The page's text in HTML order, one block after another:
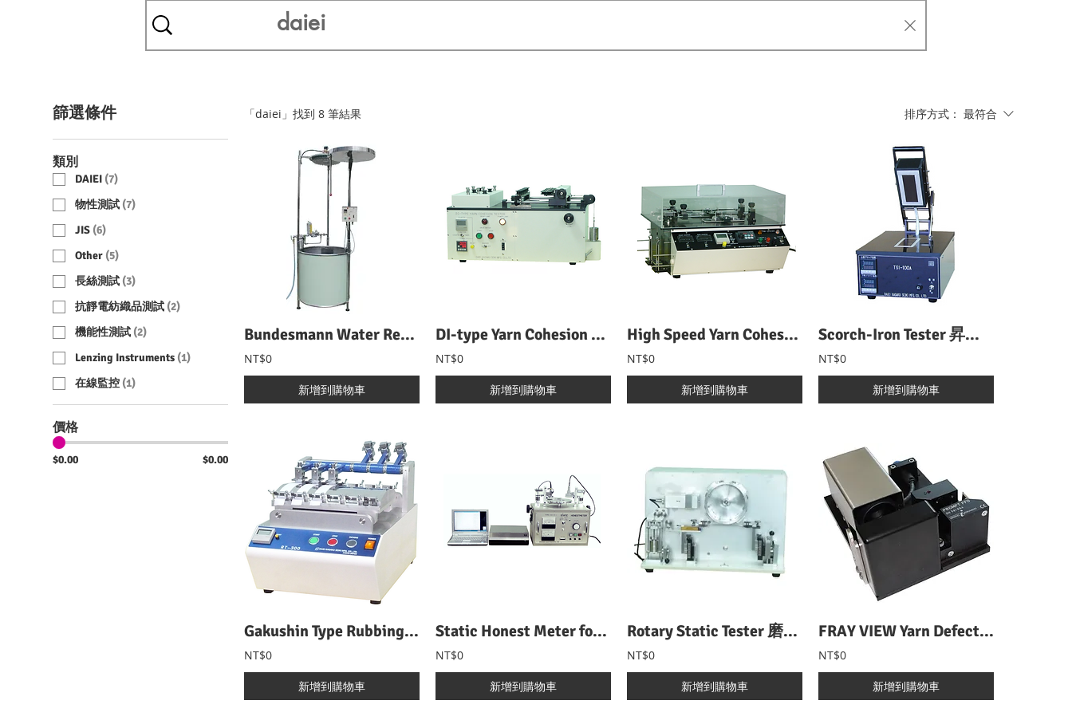
篩選條件
類別
DAIEI (7)
物性測試 (7)
JIS (6)
Other (5)
長絲測試 (3)
抗靜電紡織品測試 (2)
機能性測試 (2)
Lenzing Instruments (1)
在線監控 (1)
價格
$0.00 $0.00
「daiei」找到 8 筆結果 排序方式： 最符合
Bundesmann Water Repellency Tester 邦迪斯門雨淋試驗機
NT$0
新增到購物車
DI-type Yarn Cohesion Tester DI式紗線磨擦抱合力試驗機
NT$0
新增到購物車
High Speed Yarn Cohesion Tester 高速型紗線磨擦抱合力試驗機
NT$0
新增到購物車
Scorch-Iron Tester 昇華試驗機
NT$0
新增到購物車
Gakushin Type Rubbing Tester 學振型磨擦色牢度試驗機
NT$0
新增到購物車
Static Honest Meter for Electrostatic Propensity 靜電衰減測試儀
NT$0
新增到購物車
Rotary Static Tester 磨擦帶電壓試驗機
NT$0
新增到購物車
FRAY VIEW Yarn Defects Visualization 紗線缺陷檢測系統
NT$0
新增到購物車